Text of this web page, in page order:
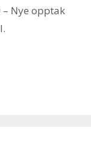
Nye opptak